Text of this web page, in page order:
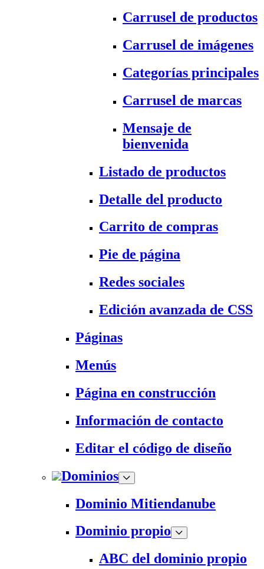
Carrusel de productos
Carrusel de imágenes
Categorías principales
Carrusel de marcas
Mensaje de
bienvenida
Listado de productos
Detalle del producto
Carrito de compras
Pie de página
Redes sociales
Edición avanzada de CSS
Páginas
Menús
Página en construcción
Información de contacto
Editar el código de diseño
Dominios
Dominio Mitiendanube
Dominio propio
ABC del dominio propio